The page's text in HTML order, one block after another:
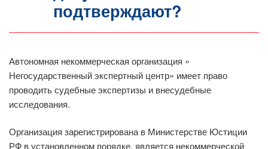
подтверждают?
Автономная некоммерческая организация »
Негосударственный экспертный центр» имеет право
проводить судебные экспертизы и внесудебные
исследования.
Организация зарегистрирована в Министерстве Юстиции
РФ в установленном порядке, является некоммерческой